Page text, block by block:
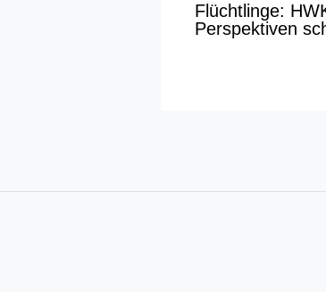
Flüchtlinge:
Perspektiven